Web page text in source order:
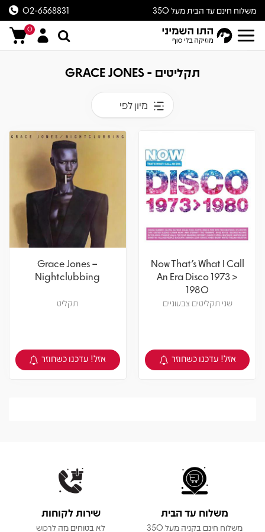
משלוח חינם עד הבית מעל 350
ש״ח
02-6568831
0
תקליטים - GRACE JONES
מיון לפי
Now That's What I Call
An Era Disco 1973 >
1980
שני תקליטים צבעוניים
צפיה במוצר
אזל! עדכנו כשחוזר
Grace Jones –
Nightclubbing
תקליט
צפיה במוצר
אזל! עדכנו כשחוזר
משלוח עד הבית
משלוח חינם בקניה מעל 350
שירות לקוחות
לא בטוחים מה לרכוש